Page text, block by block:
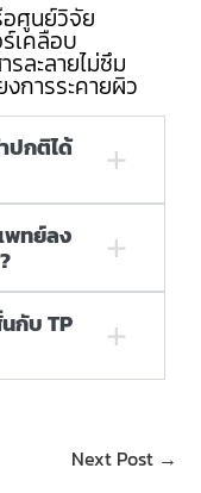
ศูนย์วิจัย
เคลือบ
ละลายไม่ซึม
การระคายผิว
ปกติได้
พทย์ลง
กับ TP
Next Post →